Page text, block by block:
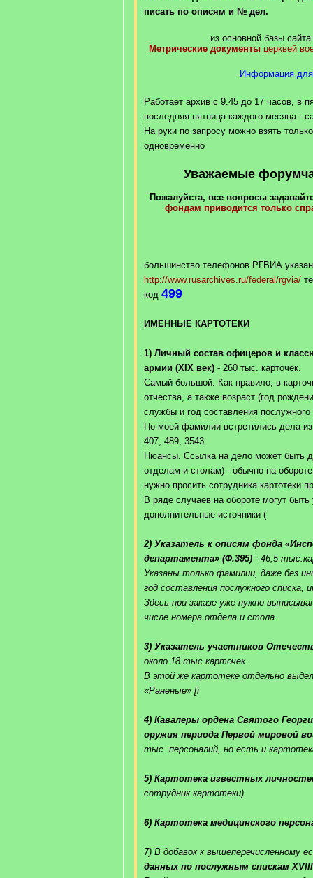
писать по описям и № дел.
из основной базы
Метрические документы церквей
Информация
Работает архив с 9.45 до 17 часов, в
последняя пятница каждого месяца -
На руки по запросу можно взять
одновременно
Уважаемые
Пожалуйста, все вопросы
фондам приводится только
большинство телефонов РГВИА
http://www.rusarchives.ru/federal/rgvia/
код 499
ИМЕННЫЕ КАРТОТЕКИ
1) Личный состав офицеров и
армии (XIX век) - 260 тыс. карточек.
Самый большой. Как правило, в
отчества, а также возраст (год
службы и год составления послужного
По моей фамилии встретились дела
407, 489, 3543.
Нюансы. Ссылка на дело может быть
отделам и столам) - обычно на
нужно просить сотрудника картотеки
В ряде случаев на обороте могут
дополнительные источники (
2) Указатель к описям фонда
департамента» (Ф.395) - 46,5
Указаны только фамилии, даже без
год составления послужного списка,
Здесь при заказе уже нужно
числе номера отдела и стола.
3) Указатель участников
около 18 тыс.карточек.
В этой же картотеке отдельно
«Раненые» [i
4) Кавалеры ордена Святого
оружия периода Первой мировой
тыс. персоналий, но есть и
5) Картотека известных
сотрудник картотеки)
6) Картотека медицинского
7) В добавок к вышеперечисленному
данных по послужным спискам